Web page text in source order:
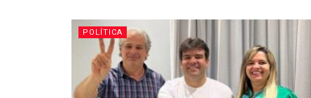
POLÍTICA